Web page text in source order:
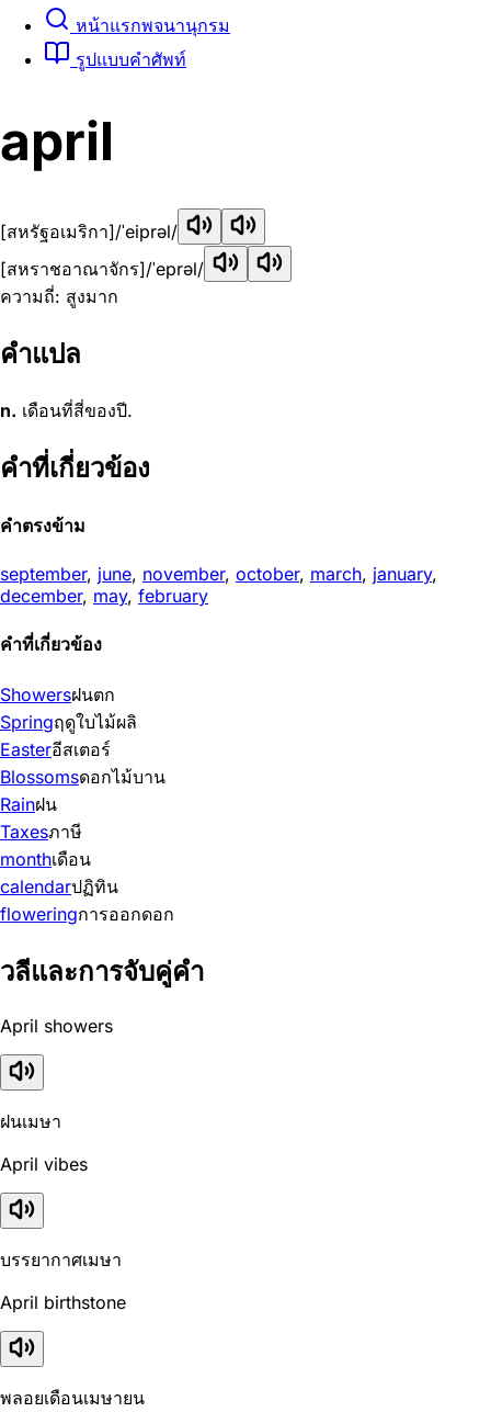
หน้าแรกพจนานุกรม
รูปแบบคำศัพท์
april
[สหรัฐอเมริกา]/ˈeiprəl/
[สหราชอาณาจักร]/ˈeprəl/
ความถี่: สูงมาก
คำแปล
n. เดือนที่สี่ของปี.
คำที่เกี่ยวข้อง
คำตรงข้าม
september, june, november, october, march, january,
december, may, february
คำที่เกี่ยวข้อง
Showersฝนตก
Springฤดูใบไม้ผลิ
Easterอีสเตอร์
Blossomsดอกไม้บาน
Rainฝน
Taxesภาษี
monthเดือน
calendarปฏิทิน
floweringการออกดอก
วลีและการจับคู่คำ
April showers
ฝนเมษา
April vibes
บรรยากาศเมษา
April birthstone
พลอยเดือนเมษายน